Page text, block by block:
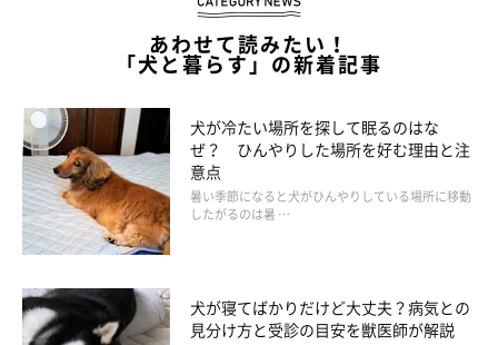
あわせて読みたい！
「犬と暮らす」の新着記事
犬が冷たい場所を探して眠るのはな
ぜ？ ひんやりした場所を好む理由と注
意点
暑い季節になると犬がひんやりしている場所に移動
したがるのは暑 …
犬が寝てばかりだけど大丈夫？病気との
見分け方と受診の目安を獣医師が解説